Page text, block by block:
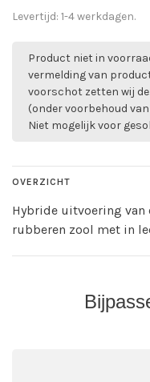
Levertijd: 1-4 werkdagen.
Product niet in
vermelding van
voorschot zetten wij
(onder voorbehoud
Niet mogelijk voor
OVERZICHT
Hybride uitvoering van
rubberen zool met in